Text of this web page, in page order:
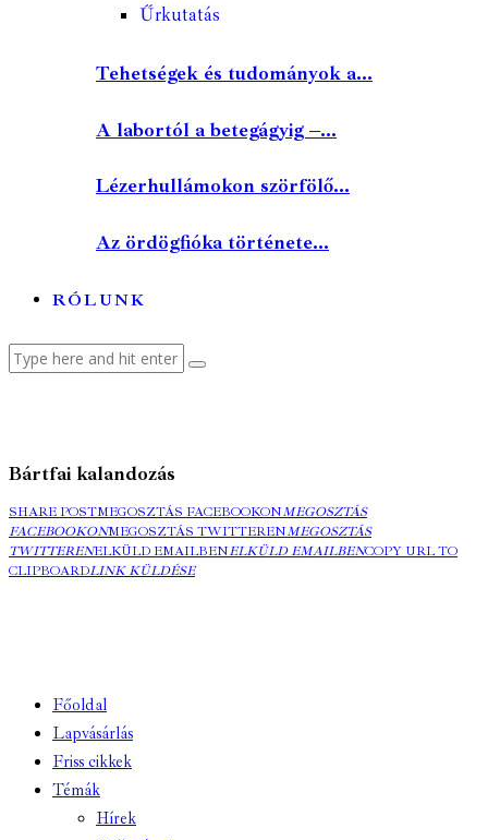
Űrkutatás
Tehetségek és tudományok a...
A labortól a betegágyig –...
Lézerhullámokon szörfölő...
Az ördögfióka története...
RÓLUNK
Bártfai kalandozás
SHARE POSTMEGOSZTÁS FACEBOOKONMEGOSZTÁS
FACEBOOKONMEGOSZTÁS TWITTERENMEGOSZTÁS
TWITTERENELKÜLD EMAILBENELKÜLD EMAILBENCOPY URL TO
CLIPBOARDLINK KÜLDÉSE
Főoldal
Lapvásárlás
Friss cikkek
Témák
Hírek